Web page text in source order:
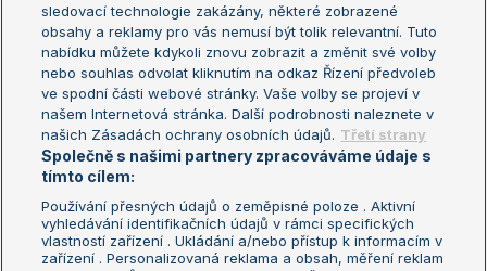
Turnaj mistryň
Aktualní trendy
Fotbalové přestupy
Livesport Daily
LS Prague Open
Podmínky užití
Nastavení soukromí
GDPR a žurnalistika
Reklama
sledovací technologie zakázány, některé zobrazené
obsahy a reklamy pro vás nemusí být tolik relevantní. Tuto
nabídku můžete kdykoli znovu zobrazit a změnit své volby
nebo souhlas odvolat kliknutím na odkaz Řízení předvoleb
ve spodní části webové stránky. Vaše volby se projeví v
našem Internetová stránka. Další podrobnosti naleznete v
našich Zásadách ochrany osobních údajů. Třetí strany
Společně s našimi partnery zpracováváme údaje s
tímto cílem:
Používání přesných údajů o zeměpisné poloze . Aktivní
vyhledávání identifikačních údajů v rámci specifických
vlastností zařízení . Ukládání a/nebo přístup k informacím v
zařízení . Personalizovaná reklama a obsah, měření reklam